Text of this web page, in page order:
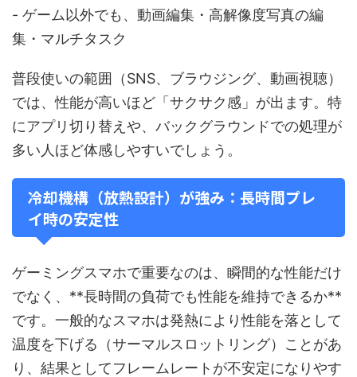
- ゲーム以外でも、動画編集・高解像度写真の編
集・マルチタスク
普段使いの範囲（SNS、ブラウジング、動画視聴）
では、性能が高いほど「サクサク感」が出ます。特
にアプリ切り替えや、バックグラウンドでの処理が
多い人ほど体感しやすいでしょう。
冷却機構（放熱設計）が強み：長時間プレ
イ時の安定性
ゲーミングスマホで重要なのは、瞬間的な性能だけ
でなく、**長時間の負荷でも性能を維持できるか**
です。一般的なスマホは発熱により性能を落として
温度を下げる（サーマルスロットリング）ことがあ
り、結果としてフレームレートが不安定になりやす